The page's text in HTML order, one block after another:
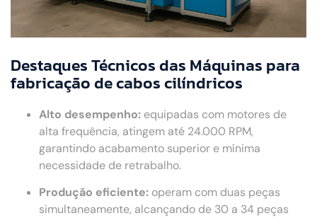
Destaques Técnicos das Máquinas para
fabricação de cabos cilíndricos
Alto desempenho: equipadas com motores de
alta frequência, atingem até 24.000 RPM,
garantindo acabamento superior e mínima
necessidade de retrabalho.
Produção eficiente: operam com duas peças
simultaneamente, alcançando de 30 a 34 peças